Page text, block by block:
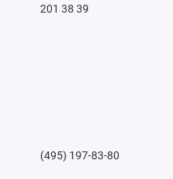
201 38 39
(495) 197-83-80